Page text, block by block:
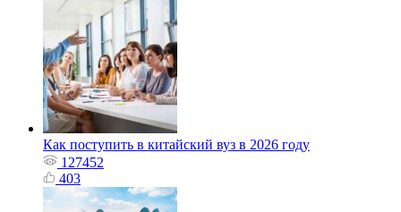
Как поступить в китайский вуз в 2026 году
127452
403